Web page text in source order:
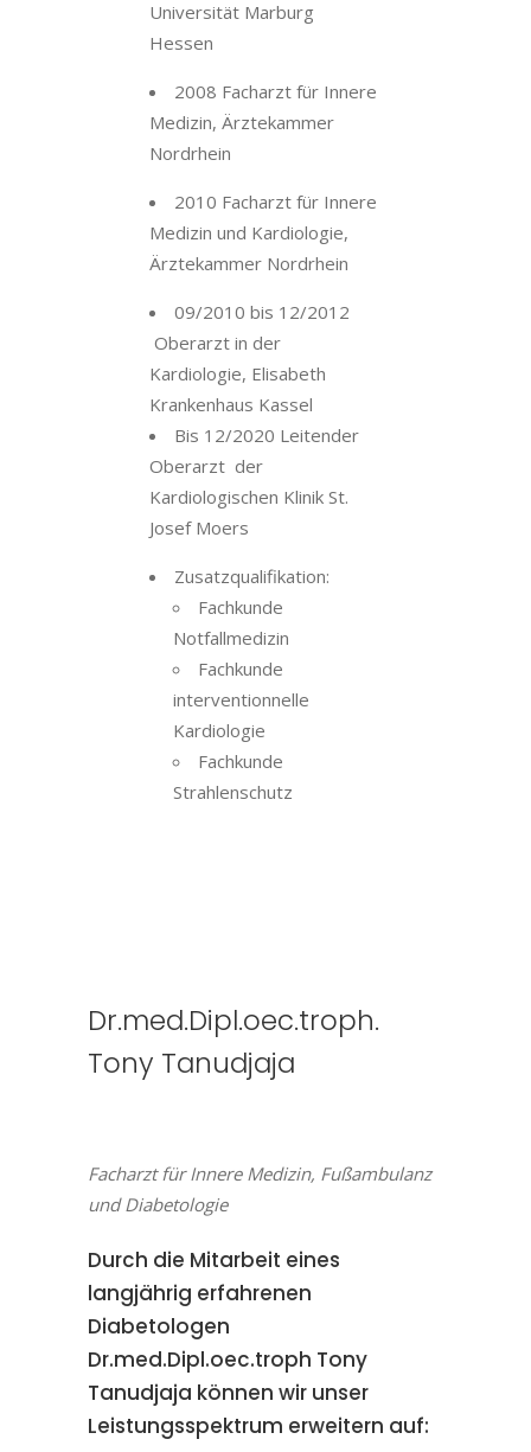
Universität Marburg
Hessen
2008 Facharzt für Innere
Medizin, Ärztekammer
Nordrhein
2010 Facharzt für Innere
Medizin und Kardiologie,
Ärztekammer Nordrhein
09/2010 bis 12/2012
Oberarzt in der
Kardiologie, Elisabeth
Krankenhaus Kassel
Bis 12/2020 Leitender
Oberarzt der
Kardiologischen Klinik St.
Josef Moers
Zusatzqualifikation:
Fachkunde
Notfallmedizin
Fachkunde
interventionnelle
Kardiologie
Fachkunde
Strahlenschutz
Dr.med.Dipl.oec.troph.
Tony Tanudjaja
Facharzt für Innere Medizin, Fußambulanz
und Diabetologie
Durch die Mitarbeit eines
langjährig erfahrenen
Diabetologen
Dr.med.Dipl.oec.troph Tony
Tanudjaja können wir unser
Leistungsspektrum erweitern auf: